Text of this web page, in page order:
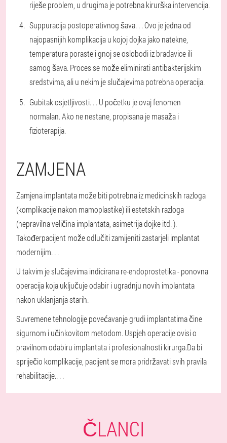
riješe problem, u drugima je potrebna kirurška intervencija.
Suppuracija postoperativnog šava. . . Ovo je jedna od
najopasnijih komplikacija u kojoj dojka jako natekne,
temperatura poraste i gnoj se oslobodi iz bradavice ili
samog šava. Proces se može eliminirati antibakterijskim
sredstvima, ali u nekim je slučajevima potrebna operacija.
Gubitak osjetljivosti. . . U početku je ovaj fenomen
normalan. Ako ne nestane, propisana je masaža i
fizioterapija.
ZAMJENA
Zamjena implantata može biti potrebna iz medicinskih razloga
(komplikacije nakon mamoplastike) ili estetskih razloga
(nepravilna veličina implantata, asimetrija dojke itd. ).
Takođerpacijent može odlučiti zamijeniti zastarjeli implantat
modernijim. . .
U takvim je slučajevima indicirana re-endoprostetika - ponovna
operacija koja uključuje odabir i ugradnju novih implantata
nakon uklanjanja starih.
Suvremene tehnologije povećavanje grudi implantatima čine
sigurnom i učinkovitom metodom. Uspjeh operacije ovisi o
pravilnom odabiru implantata i profesionalnosti kirurga.Da bi
spriječio komplikacije, pacijent se mora pridržavati svih pravila
rehabilitacije.. . .
ČLANCI